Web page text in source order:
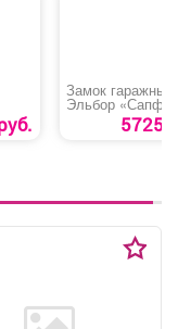
Замок гаражный
Эльбор
сувальдный
5725